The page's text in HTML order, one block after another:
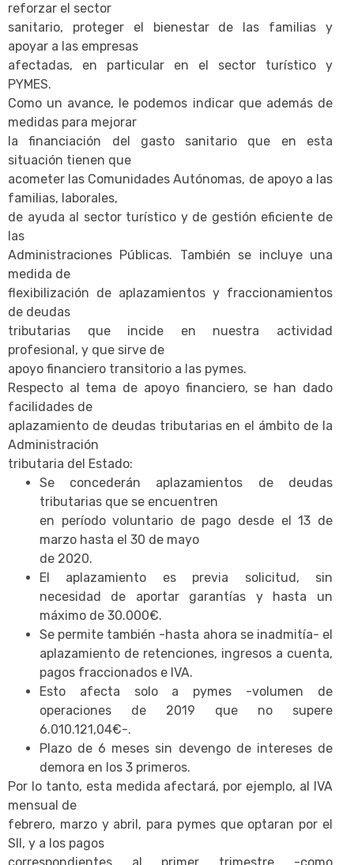
reforzar el sector
sanitario, proteger el bienestar de las familias y
apoyar a las empresas
afectadas, en particular en el sector turístico y
PYMES.
Como un avance, le podemos indicar que además de
medidas para mejorar
la financiación del gasto sanitario que en esta
situación tienen que
acometer las Comunidades Autónomas, de apoyo a las
familias, laborales,
de ayuda al sector turístico y de gestión eficiente de
las
Administraciones Públicas. También se incluye una
medida de
flexibilización de aplazamientos y fraccionamientos
de deudas
tributarias que incide en nuestra actividad
profesional, y que sirve de
apoyo financiero transitorio a las pymes.
Respecto al tema de apoyo financiero, se han dado
facilidades de
aplazamiento de deudas tributarias en el ámbito de la
Administración
tributaria del Estado:
Se concederán aplazamientos de deudas
tributarias que se encuentren
en período voluntario de pago desde el 13 de
marzo hasta el 30 de mayo
de 2020.
El aplazamiento es previa solicitud, sin
necesidad de aportar garantías y hasta un
máximo de 30.000€.
Se permite también -hasta ahora se inadmitía- el
aplazamiento de retenciones, ingresos a cuenta,
pagos fraccionados e IVA.
Esto afecta solo a pymes -volumen de
operaciones de 2019 que no supere
6.010.121,04€-.
Plazo de 6 meses sin devengo de intereses de
demora en los 3 primeros.
Por lo tanto, esta medida afectará, por ejemplo, al IVA
mensual de
febrero, marzo y abril, para pymes que optaran por el
SII, y a los pagos